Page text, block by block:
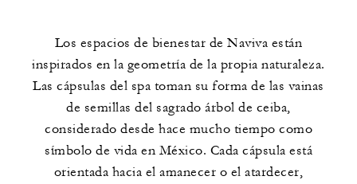
Los espacios de bienestar de Naviva están
inspirados en la geometría de la propia naturaleza.
Las cápsulas del spa toman su forma de las vainas
de semillas del sagrado árbol de ceiba,
considerado desde hace mucho tiempo como
símbolo de vida en México. Cada cápsula está
orientada hacia el amanecer o el atardecer,